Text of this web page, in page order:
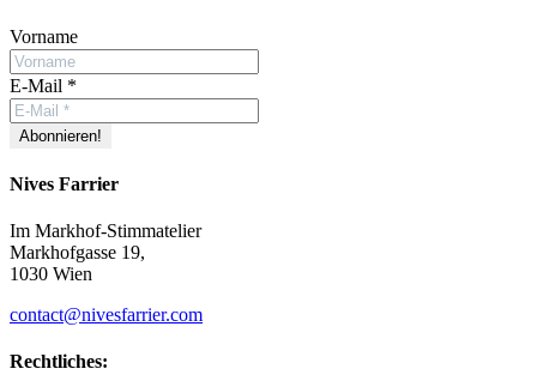
Vorname
E-Mail *
Nives Farrier
Im Markhof-Stimmatelier
Markhofgasse 19,
1030 Wien
contact@nivesfarrier.com
Rechtliches: